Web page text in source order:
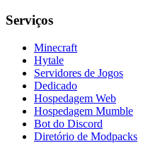
Serviços
Minecraft
Hytale
Servidores de Jogos
Dedicado
Hospedagem Web
Hospedagem Mumble
Bot do Discord
Diretório de Modpacks